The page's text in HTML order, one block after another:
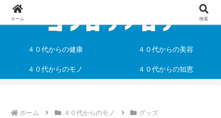
４０代からの健康 ４０代からの美容
４０代からのモノ ４０代からの知恵
ホーム ４０代からのモノ グッズ
ホーム 検索